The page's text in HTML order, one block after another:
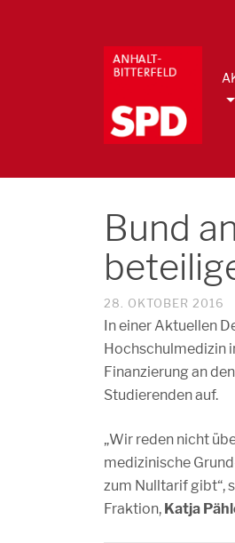
Bund
28. OKTOBER 2016
In einer Aktuellen
Hochschulmedizin
Finanzierung an
Studierenden auf.
„Wir reden nicht
medizinische
zum Nulltarif gibt“,
Fraktion, Katja